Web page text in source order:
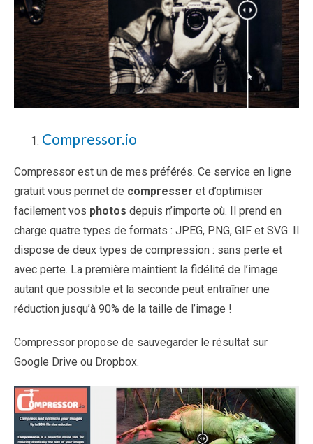
Compressor.io
Compressor est un de mes préférés. Ce service en ligne
gratuit vous permet de compresser et d’optimiser
facilement vos photos depuis n’importe où. Il prend en
charge quatre types de formats : JPEG, PNG, GIF et SVG. Il
dispose de deux types de compression : sans perte et
avec perte. La première maintient la fidélité de l’image
autant que possible et la seconde peut entraîner une
réduction jusqu’à 90% de la taille de l’image !
Compressor propose de sauvegarder le résultat sur
Google Drive ou Dropbox.